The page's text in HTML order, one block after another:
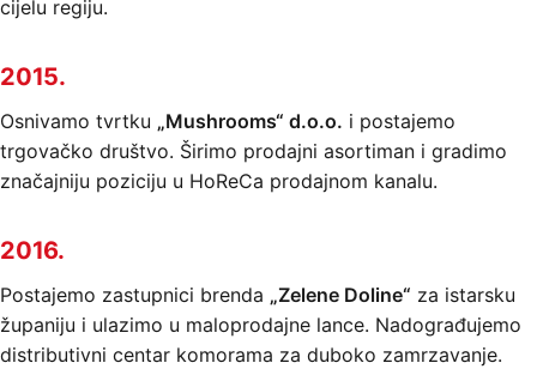
cijelu regiju.
2015.
Osnivamo tvrtku „Mushrooms“ d.o.o. i postajemo
trgovačko društvo. Širimo prodajni asortiman i gradimo
značajniju poziciju u HoReCa prodajnom kanalu.
2016.
Postajemo zastupnici brenda „Zelene Doline“ za istarsku
županiju i ulazimo u maloprodajne lance. Nadograđujemo
distributivni centar komorama za duboko zamrzavanje.